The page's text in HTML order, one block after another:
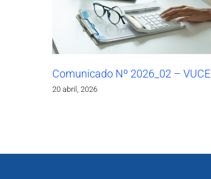
Comunicado Nº 2026_02 – VUCE
20 abril, 2026